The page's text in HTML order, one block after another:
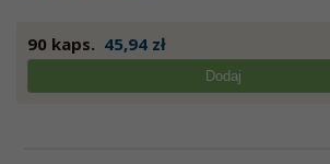
90 kaps. 45,94 zł
Dodaj